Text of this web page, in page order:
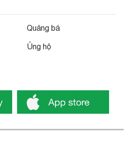
Quảng bá
Ủng hộ